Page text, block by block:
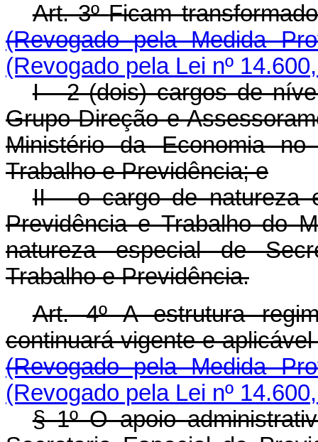
Art. 3º Ficam
(Revogado pela Medida
(Revogado pela Lei nº
I - 2 (dois) cargos de
Grupo-Direção e
Ministério da Economia
Trabalho e Previdência; e
II - o cargo de natureza
Previdência e Trabalho do
natureza especial de
Trabalho e Previdência.
Art. 4º A estrutura
continuará vigente e
(Revogado pela Medida
(Revogado pela Lei nº
§ 1º O apoio